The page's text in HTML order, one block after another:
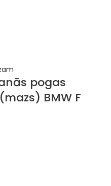
pogas
BMW F